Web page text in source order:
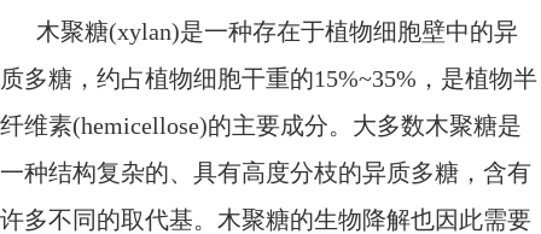
木聚糖(xylan)是一种存在于植物细胞壁中的异
质多糖，约占植物细胞干重的15%~35%，是植物半
纤维素(hemicellose)的主要成分。大多数木聚糖是
一种结构复杂的、具有高度分枝的异质多糖，含有
许多不同的取代基。木聚糖的生物降解也因此需要